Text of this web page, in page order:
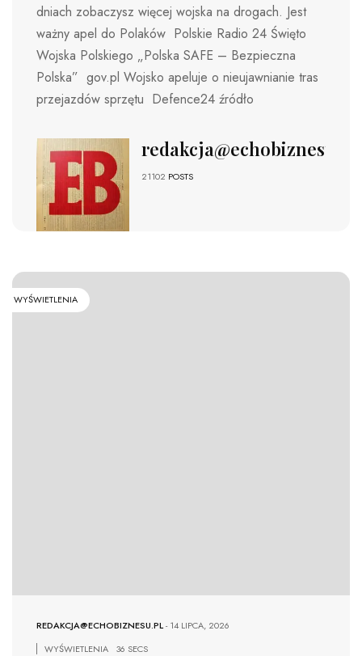
dniach zobaczysz więcej wojska na drogach. Jest
ważny apel do Polaków Polskie Radio 24 Święto
Wojska Polskiego „Polska SAFE – Bezpieczna
Polska” gov.pl Wojsko apeluje o nieujawnianie tras
przejazdów sprzętu Defence24 źródło
redakcja@echobiznesu.pl
21102 POSTS
WYŚWIETLENIA
REDAKCJA@ECHOBIZNESU.PL-14 LIPCA, 2026
WYŚWIETLENIA
36 SECS